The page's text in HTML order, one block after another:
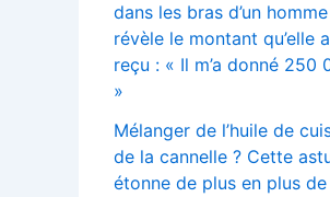
dans les bras d’un
révèle le montant qu’elle
reçu : « Il m’a donné 250
»
Mélanger de l’huile de
de la cannelle ? Cette
étonne de plus en plus de